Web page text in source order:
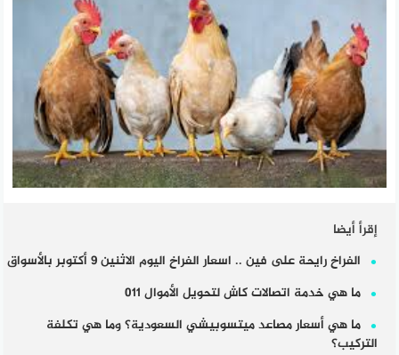
إقرأ أيضا
الفراخ رايحة على فين .. اسعار الفراخ اليوم الاثنين 9 أكتوبر بالأسواق
ما هي خدمة اتصالات كاش لتحويل الأموال 011
ما هي أسعار مصاعد ميتسوبيشي السعودية؟ وما هي تكلفة
التركيب؟